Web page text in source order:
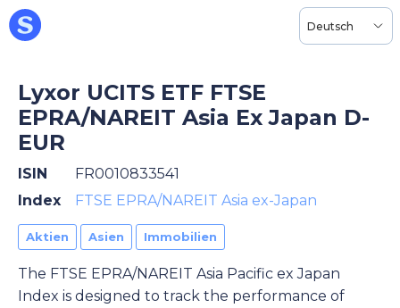
Deutsch
Lyxor UCITS ETF FTSE
EPRA/NAREIT Asia Ex Japan D-
EUR
ISIN
FR0010833541
Index
FTSE EPRA/NAREIT Asia ex-Japan
Aktien Asien Immobilien
The FTSE EPRA/NAREIT Asia Pacific ex Japan
Index is designed to track the performance of